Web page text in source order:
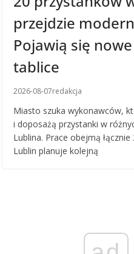
przejdzie
Pojawią się
tablice
2026-08-07redakcja
Miasto szuka wykonawców,
i doposażą przystanki w
Lublina. Prace obejmą łącznie
Lublin planuje kolejną